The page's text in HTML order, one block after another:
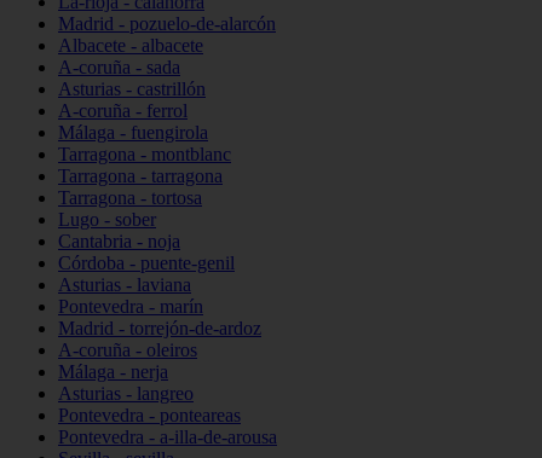
Madrid - pozuelo-de-alarcón
Albacete - albacete
A-coruña - sada
Asturias - castrillón
A-coruña - ferrol
Málaga - fuengirola
Tarragona - montblanc
Tarragona - tarragona
Tarragona - tortosa
Lugo - sober
Cantabria - noja
Córdoba - puente-genil
Asturias - laviana
Pontevedra - marín
Madrid - torrejón-de-ardoz
A-coruña - oleiros
Málaga - nerja
Asturias - langreo
Pontevedra - ponteareas
Pontevedra - a-illa-de-arousa